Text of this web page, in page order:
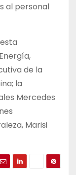
al personal
de la
la
Mercedes
Marisi